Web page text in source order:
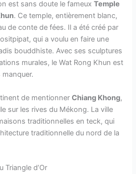
est sans doute le fameuxTemple
. Ce temple, entièrement blanc,
de conte de fées. Il a été créé par
qui a voulu en faire une
bouddhiste. Avec ses sculptures
murales, le Wat Rong Khun est
manquer.
de mentionnerChiang Khong,
sur les rives du Mékong. La ville
traditionnelles en teck, qui
traditionnelle du nord de la
Triangle d’Or